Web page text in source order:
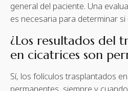
general del paciente. Una
es necesaria para determinar
¿Los resultados del
en cicatrices son
Sí, los folículos trasplantados